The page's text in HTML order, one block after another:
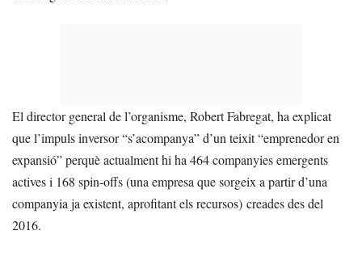
El director general de l’organisme, Robert Fabregat, ha explicat
que l’impuls inversor “s’acompanya” d’un teixit “emprenedor en
expansió” perquè actualment hi ha 464 companyies emergents
actives i 168 spin-offs (una empresa que sorgeix a partir d’una
companyia ja existent, aprofitant els recursos) creades des del
2016.